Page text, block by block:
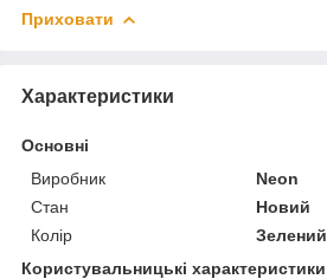
Приховати
Характеристики
Основні
Виробник
Neon
Стан
Новий
Колір
Зелений
Користувальницькі характеристики